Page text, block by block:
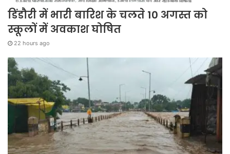
डिंडौरी में भारी बारिश के चलते 10 अगस्त को
स्कूलों में अवकाश घोषित
22 hours ago